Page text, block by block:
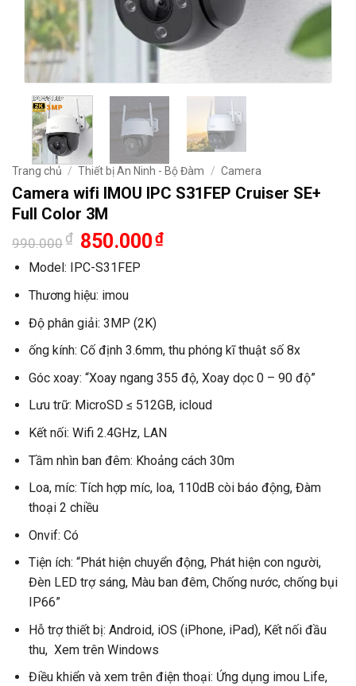
Trang chủ / Thiết bị An Ninh - Bộ Đàm / Camera
Camera wifi IMOU IPC S31FEP Cruiser SE+
Full Color 3M
990.000 ₫ Giá
gốc
là:
990.000₫.
850.000₫Giá
Model: IPC-S31FEP
Thương hiệu: imou
Độ phân giải: 3MP (2K)
ống kính: Cố định 3.6mm, thu phóng kĩ thuật số 8x
Góc xoay: “Xoay ngang 355 độ, Xoay dọc 0 – 90 độ”
Lưu trữ: MicroSD ≤ 512GB, icloud
Kết nối: Wifi 2.4GHz, LAN
Tầm nhìn ban đêm: Khoảng cách 30m
Loa, míc: Tích hợp míc, loa, 110dB còi báo động, Đàm
thoại 2 chiều
Onvif: Có
Tiện ích: “Phát hiện chuyển động, Phát hiện con người,
Đèn LED trợ sáng, Màu ban đêm, Chống nước, chống bụi
IP66”
Hỗ trợ thiết bị: Android, iOS (iPhone, iPad), Kết nối đầu
thu, Xem trên Windows
Điều khiển và xem trên điện thoại: Ứng dụng imou Life,